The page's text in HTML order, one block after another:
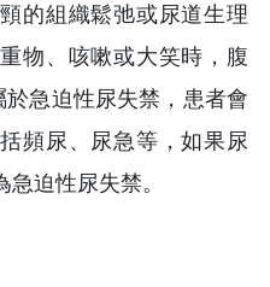
的組織鬆弛或尿道生理
物、咳嗽或大笑時，腹
急迫性尿失禁，患者會
頻尿、尿急等，如果尿
迫性尿失禁。